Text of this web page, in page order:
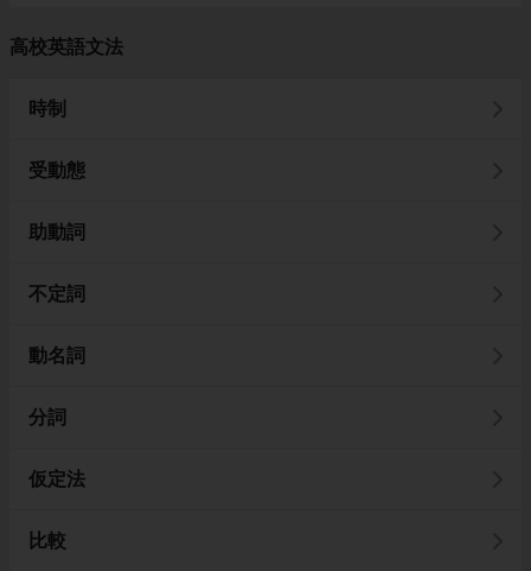
高校英語文法
時制
受動態
助動詞
不定詞
動名詞
分詞
仮定法
比較